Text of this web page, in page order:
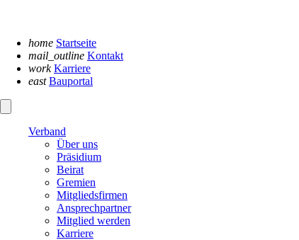
home Startseite
mail_outline Kontakt
work Karriere
east Bauportal
Verband
Über uns
Präsidium
Beirat
Gremien
Mitgliedsfirmen
Ansprechpartner
Mitglied werden
Karriere